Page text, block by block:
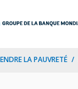
LA PAUVRETÉ